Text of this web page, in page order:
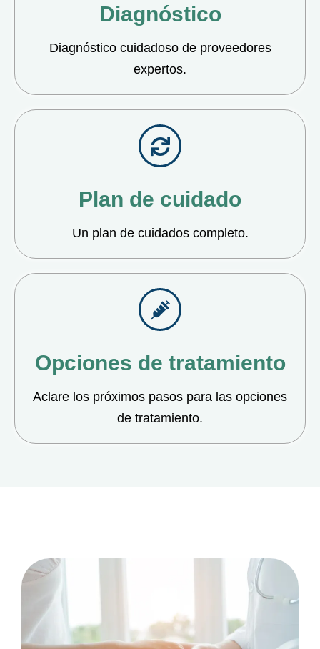
Diagnóstico
Diagnóstico cuidadoso de proveedores
expertos.
Plan de cuidado
Un plan de cuidados completo.
Opciones de tratamiento
Aclare los próximos pasos para las opciones
de tratamiento.